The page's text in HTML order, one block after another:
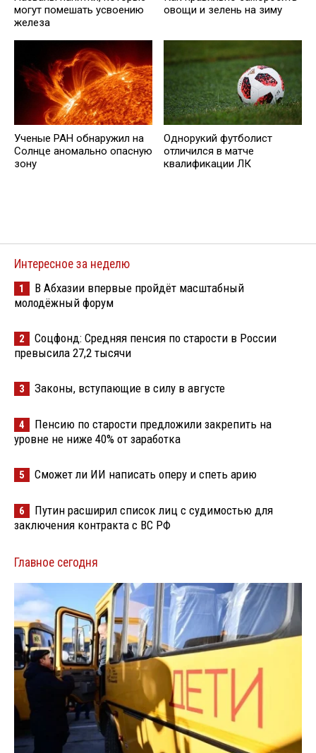
могут помешать усвоению
железа
овощи и зелень на зиму
Ученые РАН обнаружил на
Солнце аномально опасную
зону
Однорукий футболист
отличился в матче
квалификации ЛК
Интересное за неделю
1
В Абхазии впервые пройдёт масштабный
молодёжный форум
2
Соцфонд: Средняя пенсия по старости в России
превысила 27,2 тысячи
3 Законы, вступающие в силу в августе
4
Пенсию по старости предложили закрепить на
уровне не ниже 40% от заработка
5 Сможет ли ИИ написать оперу и спеть арию
6
Путин расширил список лиц с судимостью для
заключения контракта с ВС РФ
Главное сегодня